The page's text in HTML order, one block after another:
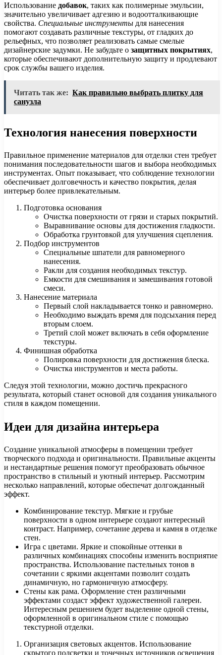
Использование добавок, таких как полимерные эмульсии,
значительно увеличивает адгезию и водоотталкивающие
свойства. Специальные инструменты для нанесения
помогают создавать различные текстуры, от гладких до
рельефных, что позволяет реализовать самые смелые
дизайнерские задумки. Не забудьте о защитных покрытиях,
которые обеспечивают дополнительную защиту и продлевают
срок службы вашего изделия.
Читать так же: Как правильно выбрать плитку для
санузла
Технология нанесения поверхности
Правильное применение материалов для отделки стен требует
понимания последовательности шагов и выбора необходимых
инструментах. Опыт показывает, что соблюдение технологии
обеспечивает долговечность и качество покрытия, делая
интерьер более привлекательным.
Подготовка основания
Очистка поверхности от грязи и старых покрытий.
Выравнивание основы для достижения гладкости.
Обработка грунтовкой для улучшения сцепления.
Подбор инструментов
Специальные шпатели для равномерного
нанесения.
Ракли для создания необходимых текстур.
Емкости для смешивания и замешивания готовой
смеси.
Нанесение материала
Первый слой накладывается тонко и равномерно.
Необходимо выждать время для подсыхания перед
вторым слоем.
Третий слой может включать в себя оформление
текстуры.
Финишная обработка
Полировка поверхности для достижения блеска.
Очистка инструментов и места работы.
Следуя этой технологии, можно достичь прекрасного
результата, который станет основой для создания уникального
стиля в каждом помещении.
Идеи для дизайна интерьера
Создание уникальной атмосферы в помещении требует
творческого подхода и оригинальности. Правильные акценты
и нестандартные решения помогут преобразовать обычное
пространство в стильный и уютный интерьер. Рассмотрим
несколько направлений, которые обеспечат долгожданный
эффект.
Комбинирование текстур. Мягкие и грубые
поверхности в одном интерьере создают интересный
контраст. Например, сочетание дерева и камня в отделке
стен.
Игра с цветами. Яркие и спокойные оттенки в
различных комбинациях способны изменить восприятие
пространства. Использование пастельных тонов в
сочетании с яркими акцентами позволит создать
динамичную, но гармоничную атмосферу.
Стены как рама. Оформление стен различными
эффектами создаст эффект художественной галереи.
Интересным решением будет выделение одной стены,
оформленной в оригинальном стиле с помощью
текстурной отделки.
Организация световых акцентов. Использование
скрытого подсветки и точечных источников освещения